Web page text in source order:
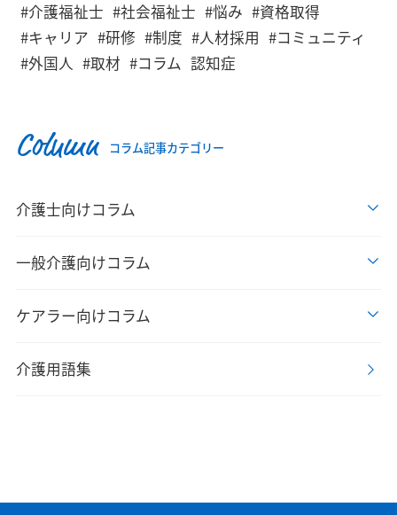
#介護福祉士 #社会福祉士 #悩み #資格取得
#キャリア #研修 #制度 #人材採用 #コミュニティ
#外国人 #取材 #コラム 認知症
Column コラム記事カテゴリー
介護士向けコラム
一般介護向けコラム
ケアラー向けコラム
介護用語集